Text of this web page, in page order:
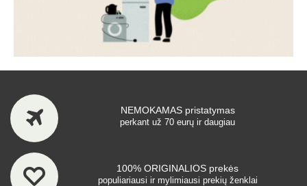
NEMOKAMAS pristatymas
perkant už 70 eurų ir daugiau
100% ORIGINALIOS prekės
populiariausi ir mylimiausi prekių ženklai